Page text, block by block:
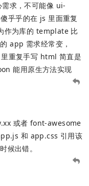
求，不可能像 ui-
乎乎的在 js 里面重复
作为库的 template 比
app 需求经常变，
重复手写 html 简直是
能用原生方法实现
或者 font-awesome
和 app.css 引用该
候出错。